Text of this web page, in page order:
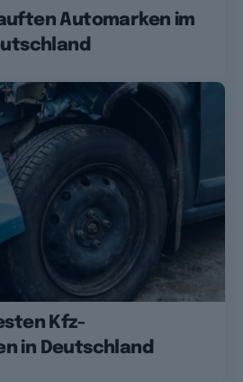
Automarken im
Kfz-
in Deutschland